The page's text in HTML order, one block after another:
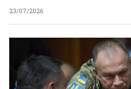
23/07/2026